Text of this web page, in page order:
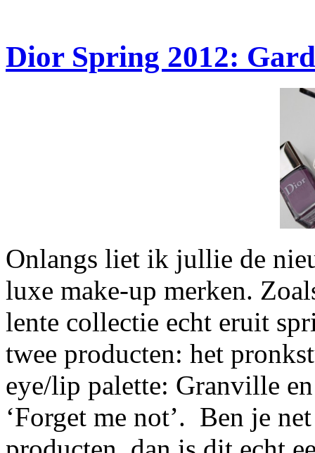
Dior Spring 2012:
Onlangs liet ik jullie de
luxe make-up merken.
lente collectie echt eruit
twee producten: het
eye/lip palette: Granville
‘Forget me not’. Ben je